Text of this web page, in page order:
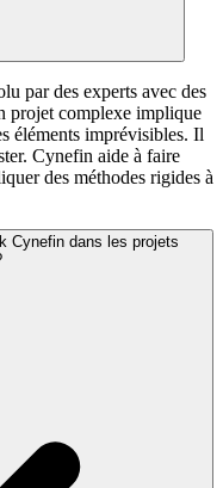
par des experts avec des
projet complexe implique
éléments imprévisibles. Il
Cynefin aide à faire
des méthodes rigides à
Cynefin dans les projets